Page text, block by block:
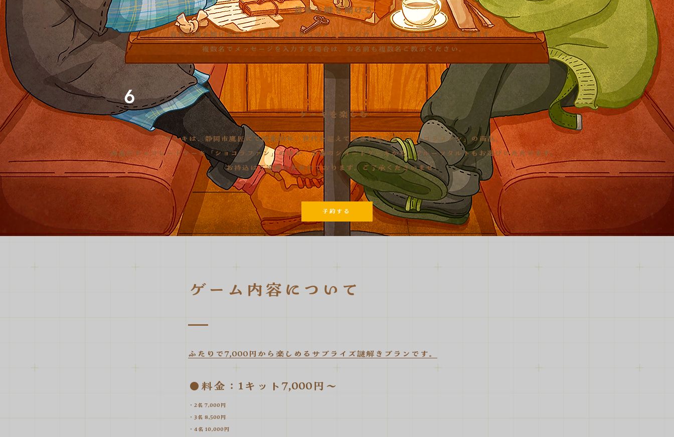
最後の鍵を開ける
最後の鍵を開けると、ご注文主さまからのメッセージカードを手に入れることができます。
​複数名でメッセージを入力する場合は、お名前も複数名ご教示ください。
6
ケーキを楽しむ
ケーキは、静岡市鷹匠にて創業40年、世代を超えて愛され続ける「ショコラファン」の商品。
商品のチョコレートケーキ「ショコラファン」のほか、​定番のショートケーキから、フルーツタルトもお選びいただけます。
​お持込はご遠慮いただいております。ご了承くださいませ。
予約する
ゲーム内容について
ふたりで7,000円から楽しめるサプライズ謎解きプランです。
●料金：1キット7,000円〜
・2名 7,000円
・3名 8,500円
・4名 10,000円